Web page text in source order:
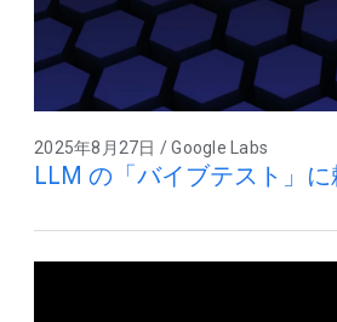
2025年8月27日 / Google Labs
LLM の「バイブテスト」